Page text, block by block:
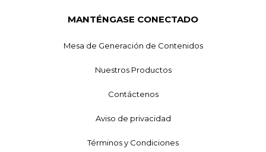
MANTÉNGASE CONECTADO
Mesa de Generación de Contenidos
Nuestros Productos
Contáctenos
Aviso de privacidad
Términos y Condiciones